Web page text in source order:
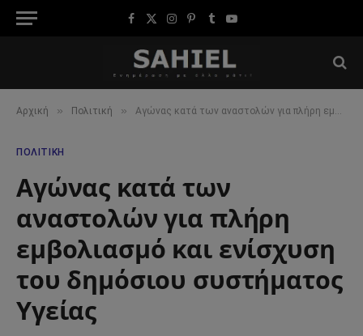
Facebook
X
Instagram
Pinterest
TumblrYouTube
Αρχική » Πολιτική » Αγώνας κατά των αναστολών για πλήρη εμβολιασμό και ενίσχυση του δημόσιου συστήματος Υγείας
ΠΟΛΙΤΙΚΉ
Αγώνας κατά των
αναστολών για πλήρη
εμβολιασμό και ενίσχυση
του δημόσιου συστήματος
Υγείας